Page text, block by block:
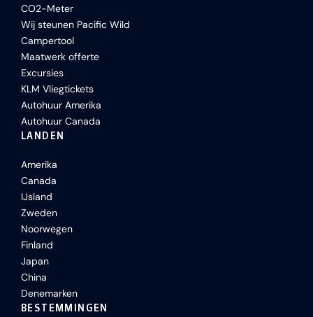
CO2-Meter
Wij steunen Pacific Wild
Campertool
Maatwerk offerte
Excursies
KLM Vliegtickets
Autohuur Amerika
Autohuur Canada
LANDEN
Amerika
Canada
IJsland
Zweden
Noorwegen
Finland
Japan
China
Denemarken
BESTEMMINGEN